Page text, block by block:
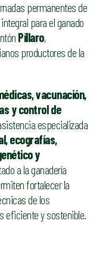
permanentes de
para el ganado
Píllaro,
productores de la
vacunación,
y control de
especializada
ecografías,
y
a la ganadería
fortalecer la
de los
eficiente y sostenible.